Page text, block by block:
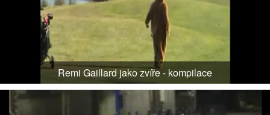
Remi Gaillard jako zvíře - kompilace